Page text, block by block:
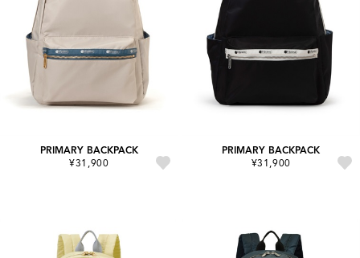
PRIMARY BACKPACK
¥31,900
PRIMARY BACKPACK
¥31,900